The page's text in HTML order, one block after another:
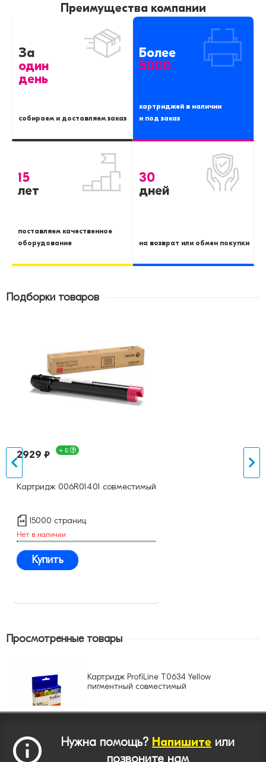
Преимущества компании
За
один
день
собираем и доставляем заказ
Более
5000
картриджей в наличии
и под заказ
15
лет
поставляем качественное
оборудование
30
дней
на возврат или обмен покупки
Подборки товаров
2929 ₽ + Б
Картридж 006R01401 совместимый
15000 страниц
Нет в наличии
Купить
Просмотренные товары
Картридж ProfiLine T0634 Yellow
пигментный совместимый
Нужна помощь? Напишите или
позвоните нам